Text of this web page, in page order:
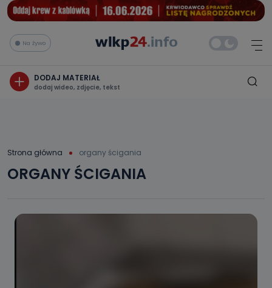
Na żywo
DODAJ MATERIAŁ
dodaj wideo, zdjęcie, tekst
Strona główna organy ścigania
ORGANY ŚCIGANIA